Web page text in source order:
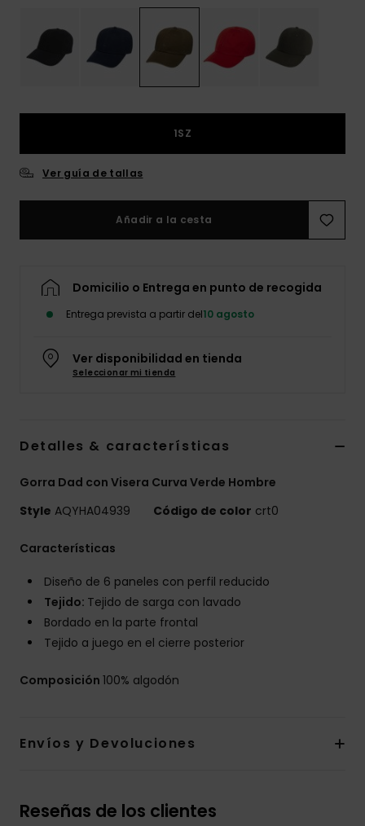
contacto.
Consultar
las FAQ
1SZ
Ver guía de tallas
Añadir a la cesta
Domicilio o Entrega en punto de recogida
Entrega prevista a partir del10 agosto
Ver disponibilidad en tienda
Seleccionar mi tienda
Detalles & características
Gorra Dad con Visera Curva Verde Hombre
Style AQYHA04939 Código de color crt0
Características
Diseño de 6 paneles con perfil reducido
Tejido: Tejido de sarga con lavado
Bordado en la parte frontal
Tejido a juego en el cierre posterior
Composición 100% algodón
Envíos y Devoluciones
Reseñas de los clientes